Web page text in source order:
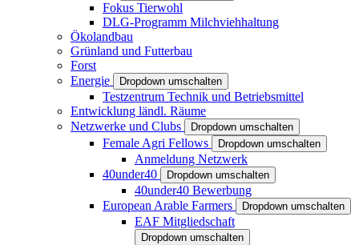
Fokus Tierwohl
DLG-Programm Milchviehhaltung
Ökolandbau
Grünland und Futterbau
Forst
Energie
Dropdown umschalten
Testzentrum Technik und Betriebsmittel
Entwicklung ländl. Räume
Netzwerke und Clubs
Dropdown umschalten
Female Agri Fellows Dropdown umschalten
Anmeldung Netzwerk
40under40
Dropdown umschalten
40under40 Bewerbung
European Arable Farmers
Dropdown umschalten
EAF Mitgliedschaft
Dropdown umschalten